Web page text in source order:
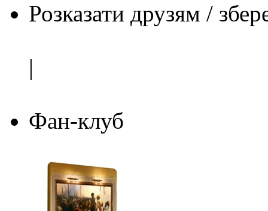
Розказати друзям /
|
Фан-клуб